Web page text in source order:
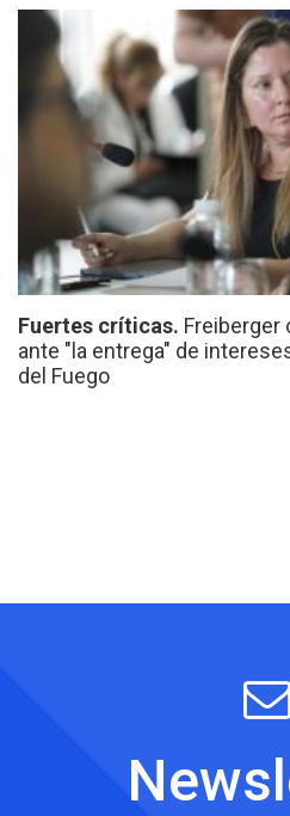
Fuertes críticas. Freiberger
ante "la entrega" de
del Fuego